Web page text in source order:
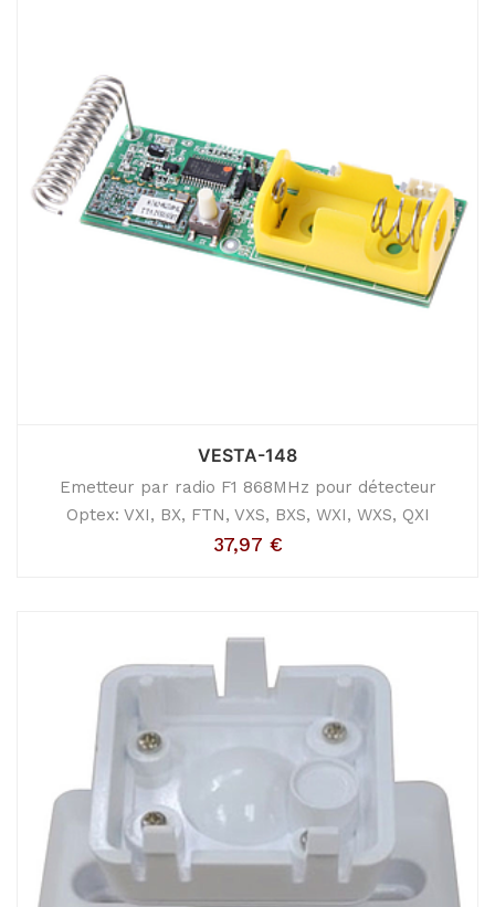
VESTA-148
Emetteur par radio F1 868MHz pour détecteur
Optex: VXI, BX, FTN, VXS, BXS, WXI, WXS, QXI
37,97 €